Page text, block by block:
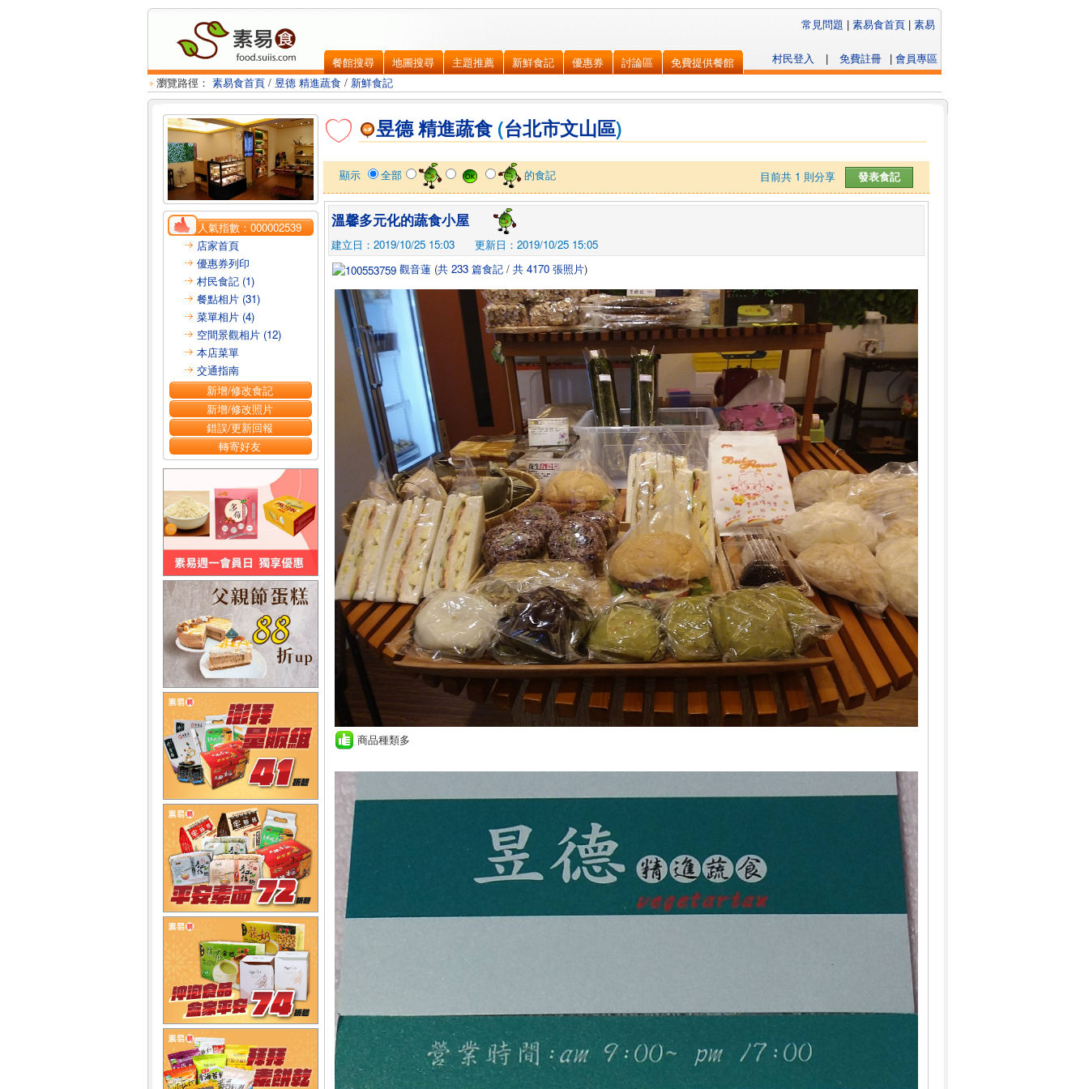
餐館搜尋 地圖搜尋 主題推薦 新鮮食記 優惠券 討論區 免費提供餐館 | 會員專區
免費註冊
|
村民登入
常見問題 | 素易食首頁 | 素易
瀏覽路徑： 素易食首頁 / 昱德 精進蔬食 / 新鮮食記
人氣指數：000002539
店家首頁
優惠券列印
村民食記 (1)
餐點相片 (31)
菜單相片 (4)
空間景觀相片 (12)
本店菜單
交通指南
新增/修改食記
新增/修改照片
錯誤/更新回報
轉寄好友
昱德 精進蔬食 (台北市文山區)
目前共 1 則分享
顯示 全部 的食記
溫馨多元化的蔬食小屋
建立日：2019/10/25 15:03
更新日：2019/10/25 15:05
觀音蓮 (共 233 篇食記 / 共 4170 張照片)
商品種類多